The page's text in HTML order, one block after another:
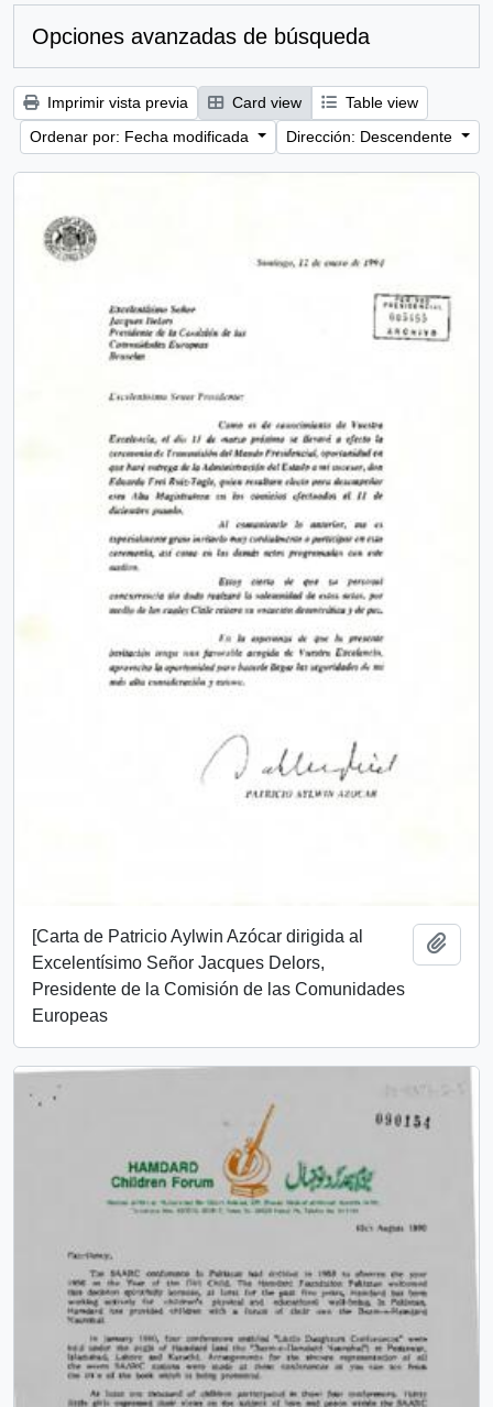
Opciones avanzadas de búsqueda
Imprimir vista previa Card view
Table view
Ordenar por: Fecha modificada
Dirección: Descendente
[Carta de Patricio Aylwin Azócar dirigida al
Excelentísimo Señor Jacques Delors,
Presidente de la Comisión de las Comunidades
Europeas